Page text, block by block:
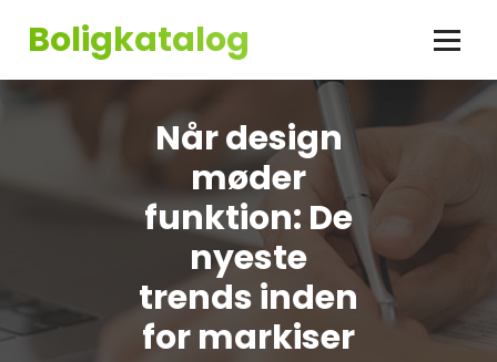
Boligkatalog
Når design
møder
funktion: De
nyeste
trends inden
for markiser